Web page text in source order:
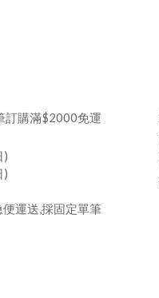
訂購滿$2000免運
)
)
運送,採固定單筆